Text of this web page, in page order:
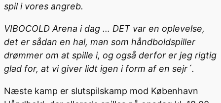
spil i vores angreb.
VIBOCOLD Arena i dag … DET var en oplevelse,
det er sådan en hal, man som håndboldspiller
drømmer om at spille i, og også derfor er jeg rigtig
glad for, at vi giver lidt igen i form af en sejr´.
Næste kamp er slutspilskamp mod København